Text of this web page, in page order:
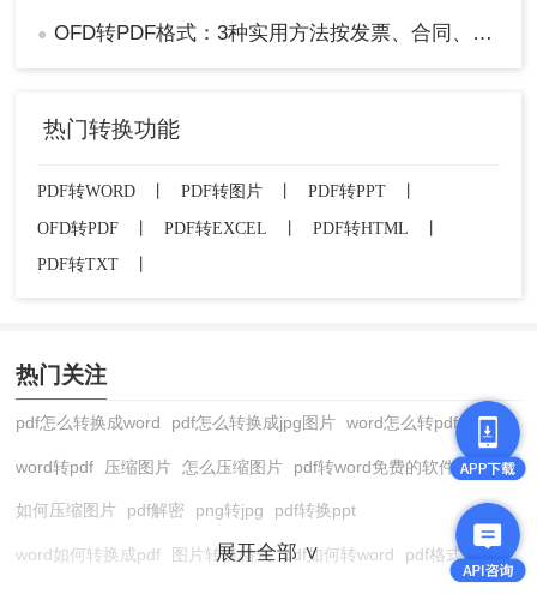
● OFD转PDF格式：3种实用方法按发票、合同、报告3种文件选！
热门转换功能
PDF转WORD 丨 PDF转图片 丨 PDF转PPT
丨
OFD转PDF
丨 PDF转EXCEL 丨 PDF转HTML
丨
PDF转TXT
热门关注
pdf怎么转换成word pdf怎么转换成jpg图片 word怎么转pdf
word转pdf 压缩图片 怎么压缩图片 pdf转word免费的软件
如何压缩图片 pdf解密 png转jpg pdf转换ppt
word如何转换成pdf 图片转换格式 pdf如何转word pdf格式转换
展开全部 ∨